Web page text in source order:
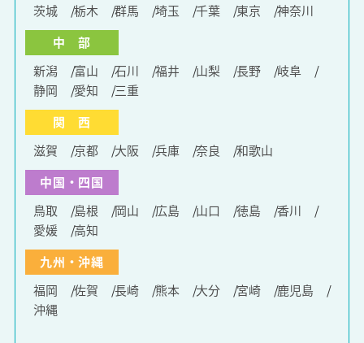
茨城
栃木 群馬 埼玉 千葉 東京
神奈川
中 部
新潟
富山 石川 福井 山梨 長野
岐阜
静岡
愛知
三重
関 西
滋賀
京都 大阪 兵庫 奈良
和歌山
中国・四国
鳥取
島根 岡山 広島 山口 徳島
香川
愛媛
高知
九州・沖縄
福岡
佐賀 長崎 熊本 大分 宮崎
鹿児島
沖縄